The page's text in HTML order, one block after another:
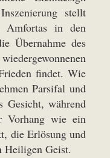
stellt
Amfortas in den
Übernahme des
findet. Wie
Parsifal und
Gesicht, während
Vorhang wie ein
die Erlösung und
Heiligen Geist.